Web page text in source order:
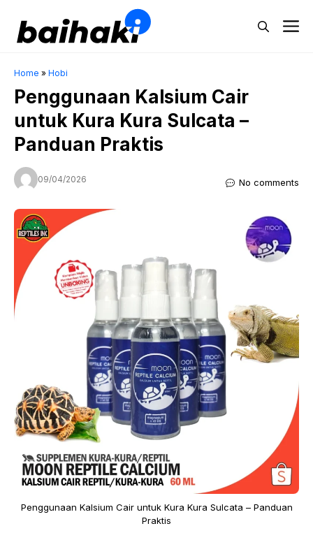
content
Home » Hobi
Penggunaan Kalsium Cair
untuk Kura Kura Sulcata –
Panduan Praktis
09/04/2026 No comments
Penggunaan Kalsium Cair untuk Kura Kura Sulcata – Panduan
Praktis